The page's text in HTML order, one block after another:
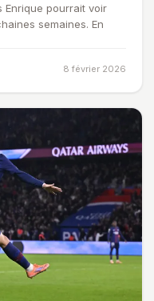
Enrique pourrait voir
semaines. En
8 février 2026